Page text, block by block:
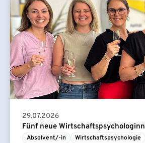
29.07.2026
Fünf neue
Absolvent/-in Wirtschaftspsychologie